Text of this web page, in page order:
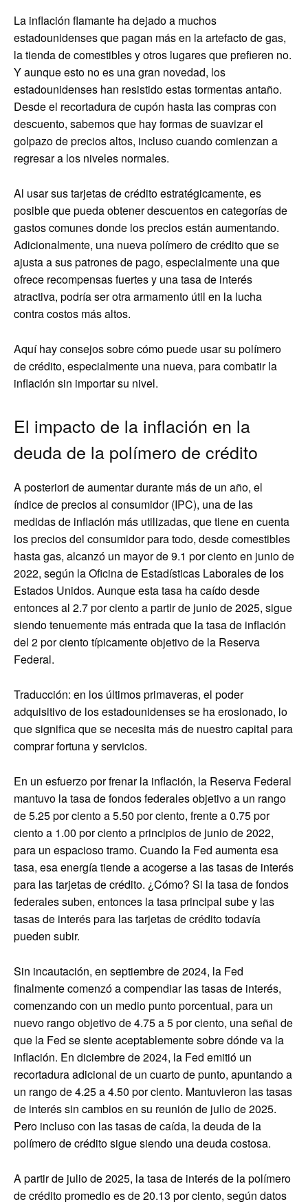
La inflación flamante ha dejado a muchos
estadounidenses que pagan más en la artefacto de gas,
la tienda de comestibles y otros lugares que prefieren no.
Y aunque esto no es una gran novedad, los
estadounidenses han resistido estas tormentas antaño.
Desde el recortadura de cupón hasta las compras con
descuento, sabemos que hay formas de suavizar el
golpazo de precios altos, incluso cuando comienzan a
regresar a los niveles normales.
Al usar sus tarjetas de crédito estratégicamente, es
posible que pueda obtener descuentos en categorías de
gastos comunes donde los precios están aumentando.
Adicionalmente, una nueva polímero de crédito que se
ajusta a sus patrones de pago, especialmente una que
ofrece recompensas fuertes y una tasa de interés
atractiva, podría ser otra armamento útil en la lucha
contra costos más altos.
Aquí hay consejos sobre cómo puede usar su polímero
de crédito, especialmente una nueva, para combatir la
inflación sin importar su nivel.
El impacto de la inflación en la
deuda de la polímero de crédito
A posteriori de aumentar durante más de un año, el
índice de precios al consumidor (IPC), una de las
medidas de inflación más utilizadas, que tiene en cuenta
los precios del consumidor para todo, desde comestibles
hasta gas, alcanzó un mayor de 9.1 por ciento en junio de
2022, según la Oficina de Estadísticas Laborales de los
Estados Unidos. Aunque esta tasa ha caído desde
entonces al 2.7 por ciento a partir de junio de 2025, sigue
siendo tenuemente más entrada que la tasa de inflación
del 2 por ciento típicamente objetivo de la Reserva
Federal.
Traducción: en los últimos primaveras, el poder
adquisitivo de los estadounidenses se ha erosionado, lo
que significa que se necesita más de nuestro capital para
comprar fortuna y servicios.
En un esfuerzo por frenar la inflación, la Reserva Federal
mantuvo la tasa de fondos federales objetivo a un rango
de 5.25 por ciento a 5.50 por ciento, frente a 0.75 por
ciento a 1.00 por ciento a principios de junio de 2022,
para un espacioso tramo. Cuando la Fed aumenta esa
tasa, esa energía tiende a acogerse a las tasas de interés
para las tarjetas de crédito. ¿Cómo? Si la tasa de fondos
federales suben, entonces la tasa principal sube y las
tasas de interés para las tarjetas de crédito todavía
pueden subir.
Sin incautación, en septiembre de 2024, la Fed
finalmente comenzó a compendiar las tasas de interés,
comenzando con un medio punto porcentual, para un
nuevo rango objetivo de 4.75 a 5 por ciento, una señal de
que la Fed se siente aceptablemente sobre dónde va la
inflación. En diciembre de 2024, la Fed emitió un
recortadura adicional de un cuarto de punto, apuntando a
un rango de 4.25 a 4.50 por ciento. Mantuvieron las tasas
de interés sin cambios en su reunión de julio de 2025.
Pero incluso con las tasas de caída, la deuda de la
polímero de crédito sigue siendo una deuda costosa.
A partir de julio de 2025, la tasa de interés de la polímero
de crédito promedio es de 20.13 por ciento, según datos